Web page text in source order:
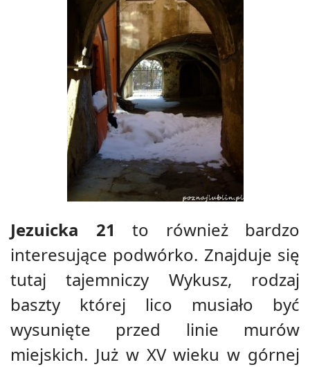
Jezuicka 21
to również bardzo
interesujące podwórko. Znajduje się
tutaj tajemniczy Wykusz, rodzaj
baszty której lico musiało być
wysunięte przed linie murów
miejskich. Już w XV wieku w górnej